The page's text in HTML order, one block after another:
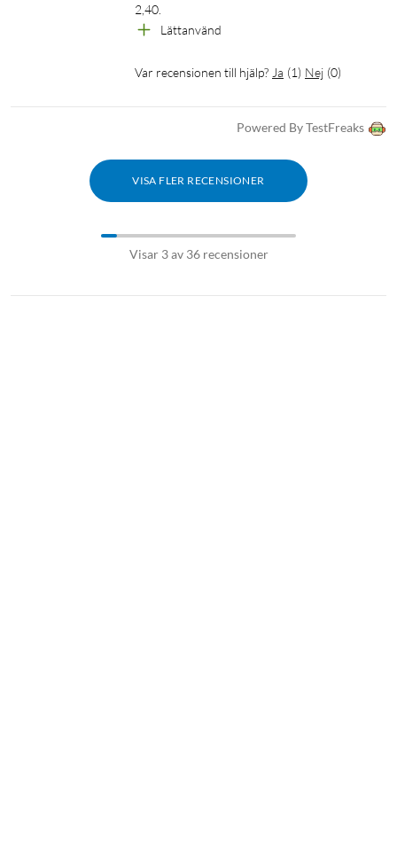
2,40.
Lättanvänd
Var recensionen till hjälp? Ja (1) Nej (0)
Powered By TestFreaks
VISA FLER RECENSIONER
Visar 3 av 36 recensioner